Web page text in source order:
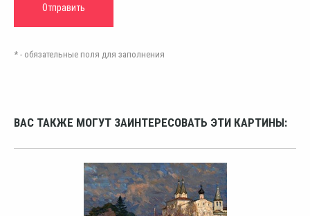
* - обязательные поля для заполнения
ВАС ТАКЖЕ МОГУТ ЗАИНТЕРЕСОВАТЬ ЭТИ КАРТИНЫ: